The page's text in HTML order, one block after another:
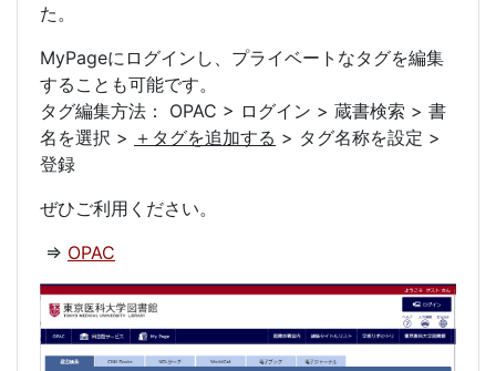
た。
MyPageにログインし、プライベートなタグを編集
することも可能です。
タグ編集方法： OPAC > ログイン > 蔵書検索 > 書
名を選択 > ＋タグを追加する > タグ名称を設定 >
登録
ぜひご利用ください。
⇒ OPAC